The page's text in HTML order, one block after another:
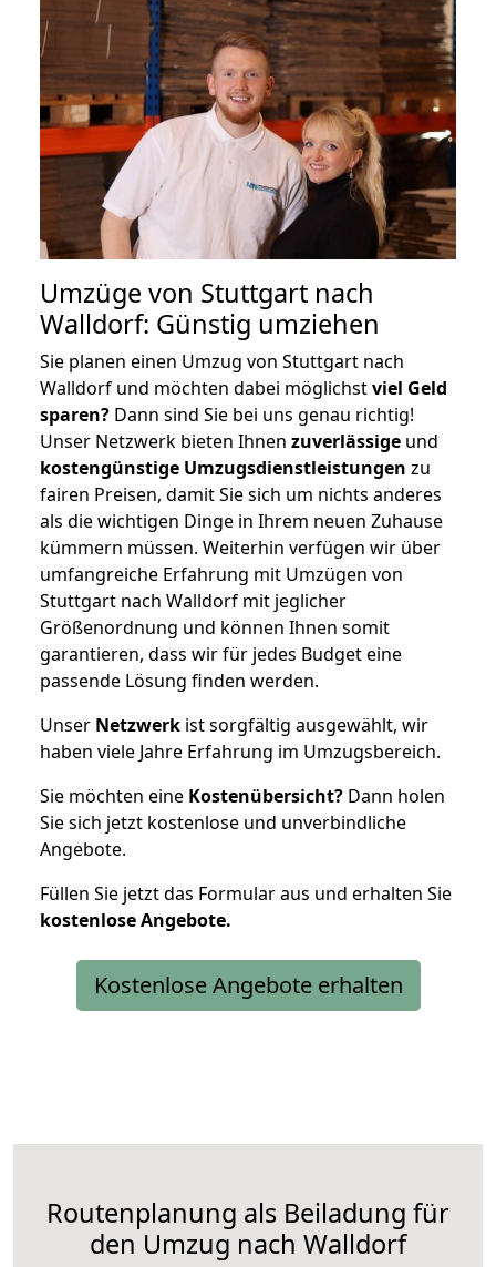
Umzüge von Stuttgart nach
Walldorf: Günstig umziehen
Sie planen einen Umzug von Stuttgart nach
Walldorf und möchten dabei möglichstviel Geld
sparen? Dann sind Sie bei uns genau richtig!
Unser Netzwerk bieten Ihnen zuverlässige und
kostengünstige Umzugsdienstleistungen zu
fairen Preisen, damit Sie sich um nichts anderes
als die wichtigen Dinge in Ihrem neuen Zuhause
kümmern müssen. Weiterhin verfügen wir über
umfangreiche Erfahrung mit Umzügen von
Stuttgart nach Walldorf mit jeglicher
Größenordnung und können Ihnen somit
garantieren, dass wir für jedes Budget eine
passende Lösung finden werden.
Unser Netzwerk ist sorgfältig ausgewählt, wir
haben viele Jahre Erfahrung im Umzugsbereich.
Sie möchten eine Kostenübersicht? Dann holen
Sie sich jetzt kostenlose und unverbindliche
Angebote.
Füllen Sie jetzt das Formular aus und erhalten Sie
kostenloseAngebote.
Kostenlose Angebote erhalten
Routenplanung als Beiladung für
den Umzug nach Walldorf